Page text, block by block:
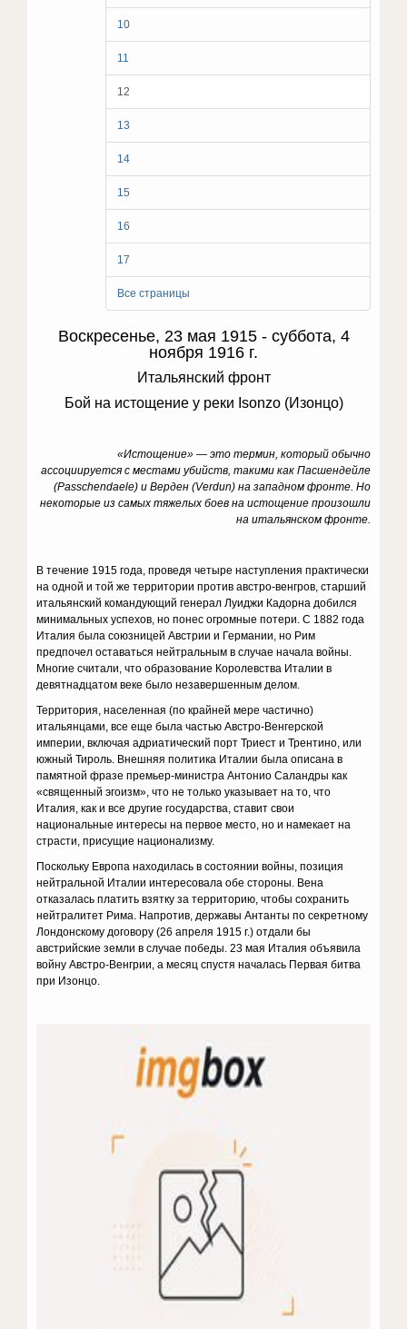
10
11
12
13
14
15
16
17
Все страницы
Воскресенье, 23 мая 1915 - суббота, 4
ноября 1916 г.
Итальянский фронт
Бой на истощение у реки Isonzo (Изонцо)
«Истощение» — это термин, который обычно
ассоциируется с местами убийств, такими как Пасшендейле
(Passchendaele) и Верден (Verdun) на западном фронте. Но
некоторые из самых тяжелых боев на истощение произошли
на итальянском фронте.
В течение 1915 года, проведя четыре наступления практически
на одной и той же территории против австро-венгров, старший
итальянский командующий генерал Луиджи Кадорна добился
минимальных успехов, но понес огромные потери. С 1882 года
Италия была союзницей Австрии и Германии, но Рим
предпочел оставаться нейтральным в случае начала войны.
Многие считали, что образование Королевства Италии в
девятнадцатом веке было незавершенным делом.
Территория, населенная (по крайней мере частично)
итальянцами, все еще была частью Австро-Венгерской
империи, включая адриатический порт Триест и Трентино, или
южный Тироль. Внешняя политика Италии была описана в
памятной фразе премьер-министра Антонио Саландры как
«священный эгоизм», что не только указывает на то, что
Италия, как и все другие государства, ставит свои
национальные интересы на первое место, но и намекает на
страсти, присущие национализму.
Поскольку Европа находилась в состоянии войны, позиция
нейтральной Италии интересовала обе стороны. Вена
отказалась платить взятку за территорию, чтобы сохранить
нейтралитет Рима. Напротив, державы Антанты по секретному
Лондонскому договору (26 апреля 1915 г.) отдали бы
австрийские земли в случае победы. 23 мая Италия объявила
войну Австро-Венгрии, а месяц спустя началась Первая битва
при Изонцо.